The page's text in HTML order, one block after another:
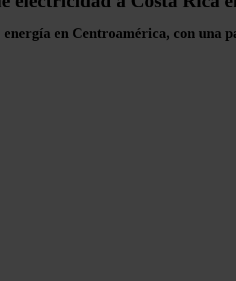
en Centroamérica, con una